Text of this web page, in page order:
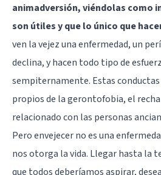
animadversión, viéndolas como
son útiles y que lo único que
ven la vejez una enfermedad, un
declina, y hacen todo tipo de
sempiternamente. Estas
propios de la gerontofobia, el
relacionado con las personas
Pero envejecer no es una
nos otorga la vida. Llegar hasta la
que todos deberíamos aspirar,